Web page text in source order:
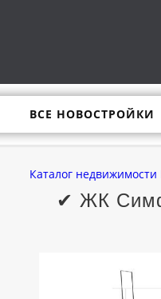
ВСЕ НОВОСТРОЙКИ
Каталог
✔ ЖК